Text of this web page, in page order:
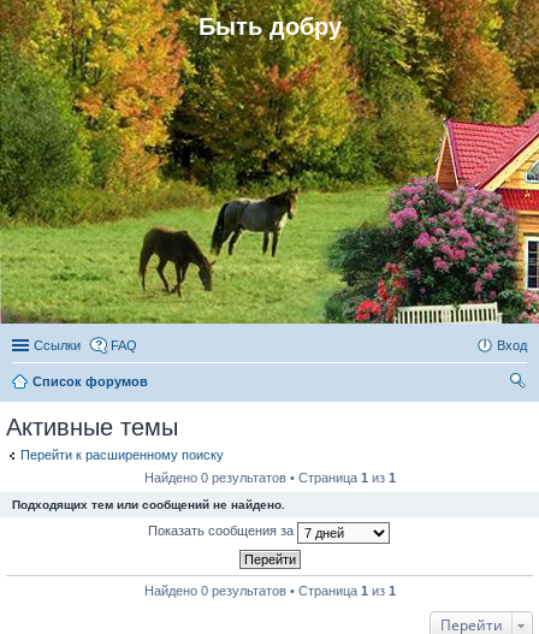
Быть добру
Ссылки FAQ Вход
Список форумов
Активные темы
Перейти к расширенному поиску
Найдено 0 результатов • Страница 1 из 1
Подходящих тем или сообщений не найдено.
Показать сообщения за
Найдено 0 результатов • Страница 1 из 1
Перейти